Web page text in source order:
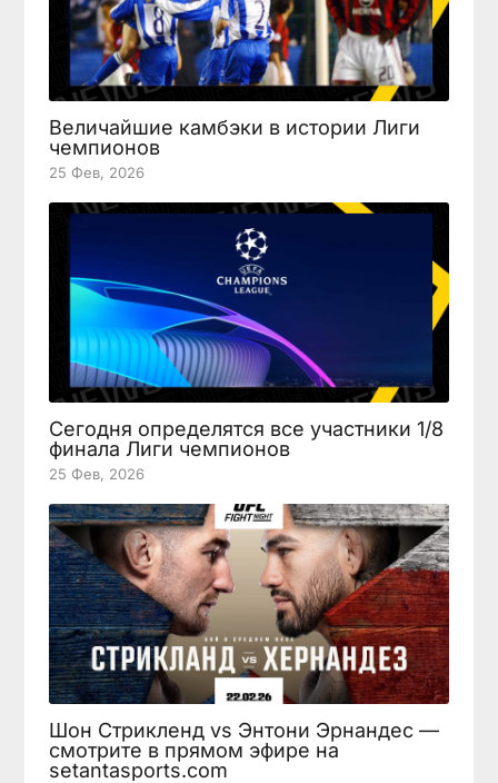
Величайшие камбэки в истории Лиги
чемпионов
25 Фев, 2026
Сегодня определятся все участники 1/8
финала Лиги чемпионов
25 Фев, 2026
Шон Стрикленд vs Энтони Эрнандес —
смотрите в прямом эфире на
setantasports.com